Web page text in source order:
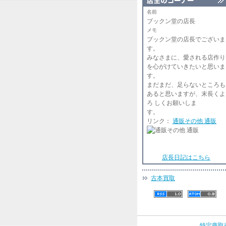
名前
ブックン堂の店長
メモ
ブックン堂の店長でございま
みなさまに、愛される店作り
を心がけていきたいと思いま
まだまだ、足らないところも
あると思いますが、末長くよ
ろ しくお願いしま
リンク： 通販その他 通販
店長日記はこちら
古本買取